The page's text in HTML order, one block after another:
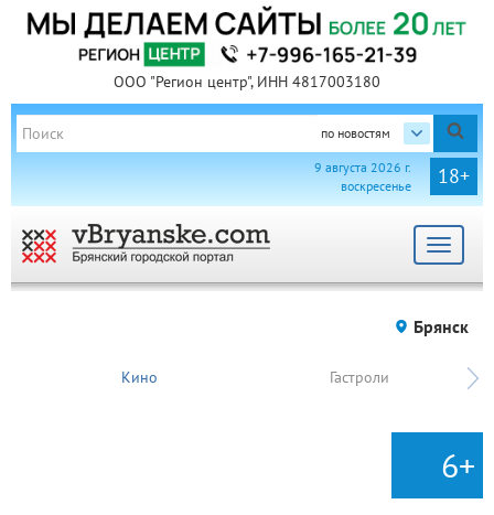
ООО "Регион центр", ИНН 4817003180
по новостям
18+
9 августа 2026 г.
воскресенье
Toggle
Брянск
Кино Гастроли
6+